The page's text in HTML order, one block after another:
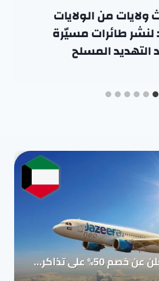
من الولايات
طائرات مسيّرة
المسلح